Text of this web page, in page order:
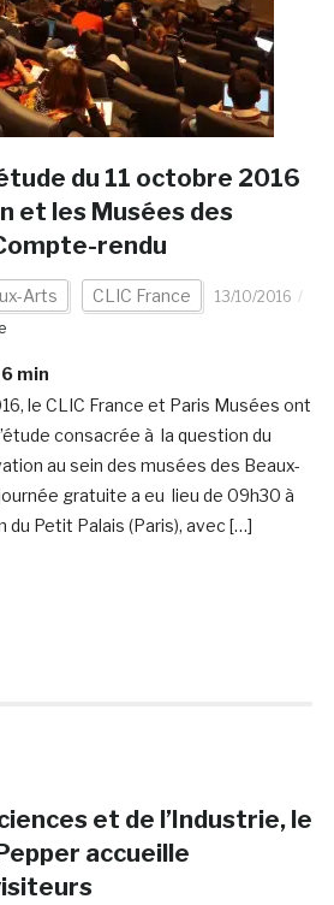
du 11 octobre 2016
et les Musées des
rendu
Arts CLIC France
13/10/2016
6 min
le CLIC France et Paris Musées ont
consacrée à la question du
au sein des musées des Beaux-
gratuite a eu lieu de 09h30 à
du Petit Palais (Paris), avec […]
et de l’Industrie, le
accueille